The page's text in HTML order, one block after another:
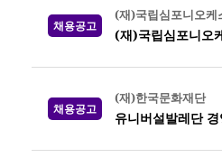
채용공고
(재)국립심포니오케
(재)국립심포니오
채용공고
(재)한국문화재단
유니버설발레단